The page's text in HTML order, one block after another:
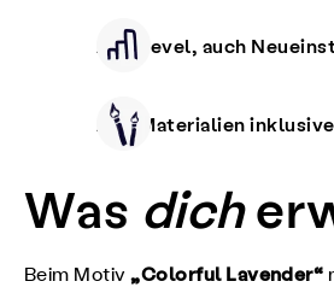
Alle Level, auch
Alle Materialien inklusive
Was dich
Beim Motiv„Colorful Lavender“